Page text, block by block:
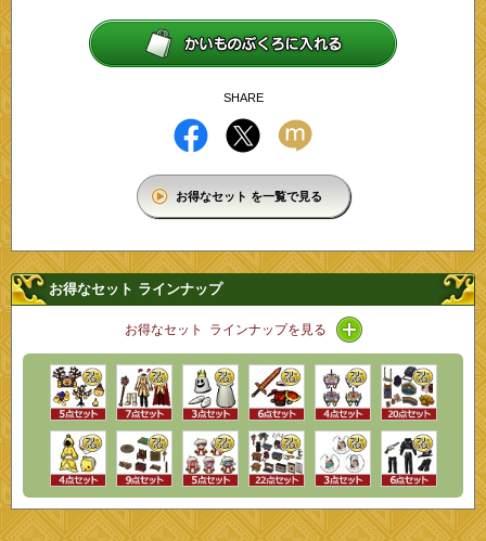
SHARE
お得なセット を一覧で見る
お得なセット ラインナップ
お得なセット ラインナップを見る アイコン / ラインナ